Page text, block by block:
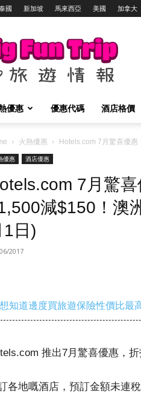
國 新加坡 馬來西亞 美國 加拿大
Big
Trip
旅
情
報
優惠 優惠代碼 酒店格價
火熱優惠
Hotels.com 7月驚喜優
優惠
酒店優惠
7月驚
減$150！澳
1日)
2017
想知道邊度買旅遊保險性價比最
推出7月驚喜優惠，
各地嘅酒店，預訂金額未連